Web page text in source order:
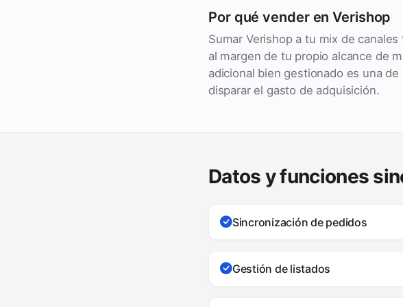
Por qué vender en Verishop
Sumar Verishop a tu mix de
al margen de tu propio alcance de
adicional bien gestionado es una
disparar el gasto de adquisición.
Datos y funciones
Sincronización de pedidos
Gestión de listados